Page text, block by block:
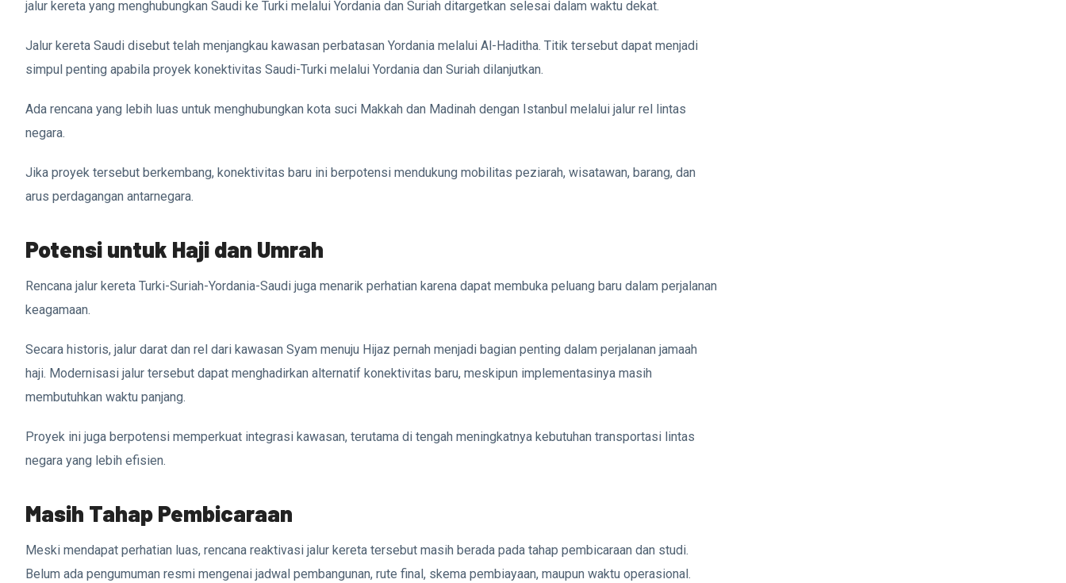
jalur kereta yang menghubungkan Saudi ke Turki melalui Yordania dan Suriah ditargetkan selesai dalam waktu dekat.
Jalur kereta Saudi disebut telah menjangkau kawasan perbatasan Yordania melalui Al-Haditha. Titik tersebut dapat menjadi
simpul penting apabila proyek konektivitas Saudi-Turki melalui Yordania dan Suriah dilanjutkan.
Ada rencana yang lebih luas untuk menghubungkan kota suci Makkah dan Madinah dengan Istanbul melalui jalur rel lintas
negara.
Jika proyek tersebut berkembang, konektivitas baru ini berpotensi mendukung mobilitas peziarah, wisatawan, barang, dan
arus perdagangan antarnegara.
Potensi untuk Haji dan Umrah
Rencana jalur kereta Turki-Suriah-Yordania-Saudi juga menarik perhatian karena dapat membuka peluang baru dalam perjalanan
keagamaan.
Secara historis, jalur darat dan rel dari kawasan Syam menuju Hijaz pernah menjadi bagian penting dalam perjalanan jamaah
haji. Modernisasi jalur tersebut dapat menghadirkan alternatif konektivitas baru, meskipun implementasinya masih
membutuhkan waktu panjang.
Proyek ini juga berpotensi memperkuat integrasi kawasan, terutama di tengah meningkatnya kebutuhan transportasi lintas
negara yang lebih efisien.
Masih Tahap Pembicaraan
Meski mendapat perhatian luas, rencana reaktivasi jalur kereta tersebut masih berada pada tahap pembicaraan dan studi.
Belum ada pengumuman resmi mengenai jadwal pembangunan, rute final, skema pembiayaan, maupun waktu operasional.